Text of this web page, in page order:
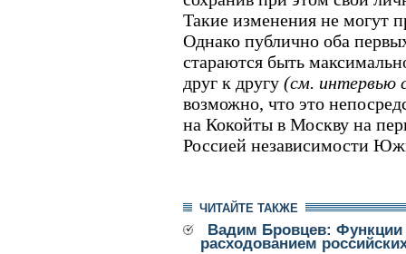
Такие изменения не могут
Однако публично оба
стараются быть
друг к другу (см. интервью
возможно, что это
на Кокойты в Москву на
Россией независимости
ЧИТАЙТЕ ТАКЖЕ
Вадим Бровцев: Функции
расходованием